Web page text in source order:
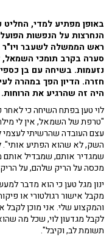
באופן מפתיע למדי, החליט
הנחרצות על הנפשות
ראש הממשלה לשעבר ויו"ר
סערה בקרב תומכי השמאל,
נזעמות. בשיחה עם בן
חזרה. הדיון הפך במהרה
היה זה שהרגיע את הרוחות.
לוי טען בפתח השיחה כי לאחר
"טרפת של השמאל, אין לי
עצם העובדה שהרשיתי לעצמי
השק, לא שהוא הפתיע אותי".
שמגדיר אותם, שמבדיל אותם
מכסה על הריק שלהם, על הריק
ינון מגל טען כי הוא מדבר
מקבל אישור רגולטורי או
והמקצוע שלי. אני מוכן לקבל
לקבל מגדעון לוי, שכל מה
תשומת לב, וקיבל".